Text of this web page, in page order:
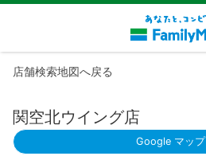
店舗検索地図へ戻る
関空北ウイング店
Google マップ